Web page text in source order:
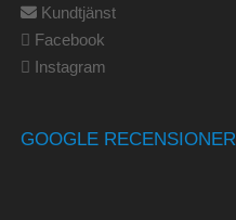
Kundtjänst
Facebook
Instagram
GOOGLE RECENSIONER